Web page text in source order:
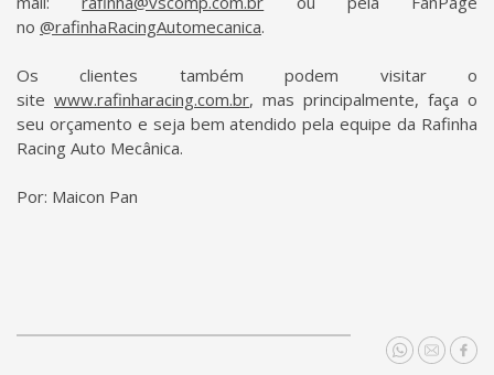
no @rafinhaRacingAutomecanica.
Os clientes também podem visitar o
site www.rafinharacing.com.br, mas principalmente, faça o
seu orçamento e seja bem atendido pela equipe da Rafinha
Racing Auto Mecânica.
Por: Maicon Pan